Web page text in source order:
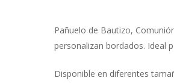
Pañuelo de Bautizo,
personalizan bordados. Ideal
Disponible en diferentes